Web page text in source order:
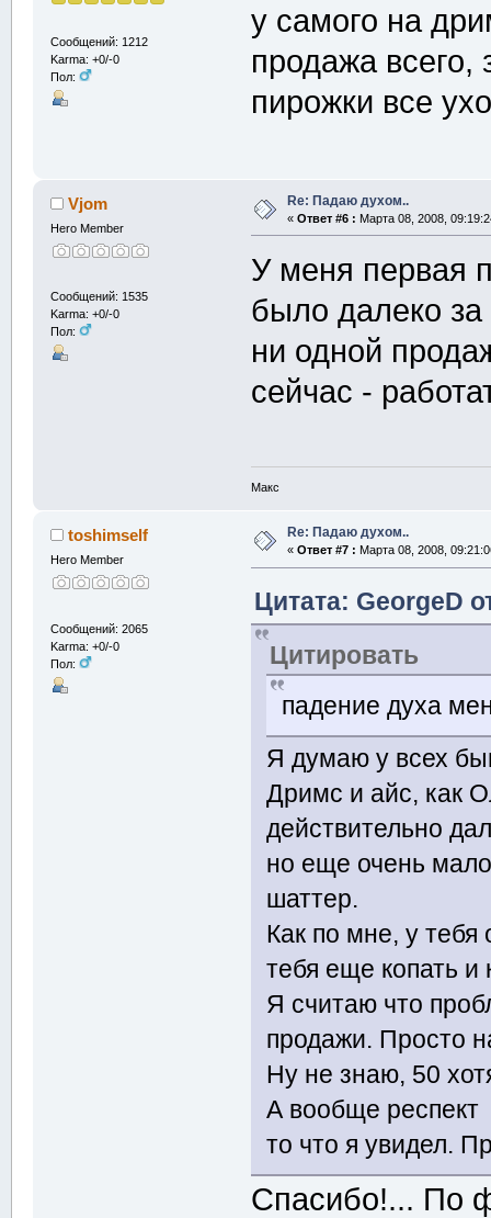
Сообщений: 1212
Karma: +0/-0
Пол:
у самого на
продажа всего,
пирожки все
Vjom
Hero Member
Сообщений: 1535
Karma: +0/-0
Пол:
Re: Падаю духом..
« Ответ #6 : Марта 08, 2008,
У меня первая
было далеко за
ни одной
сейчас -
Макс
toshimself
Hero Member
Сообщений: 2065
Karma: +0/-0
Пол:
Re: Падаю духом..
« Ответ #7 : Марта 08, 2008,
Цитата: GeorgeD
Цитировать
падение духа
Я думаю у всех
Дримс и айс, как
действительно
но еще очень
шаттер.
Как по мне, у
тебя еще копать
Я считаю что
продажи. Просто
Ну не знаю, 50
А вообще
то что я увидел.
Спасибо!... По